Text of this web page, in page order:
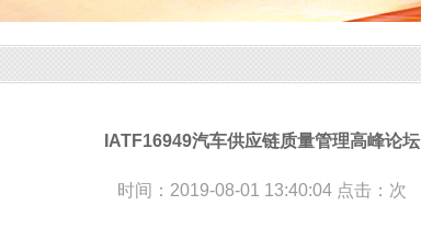
IATF16949汽车供应链质量管理高峰论坛
时间：2019-08-01 13:40:04 点击： 次